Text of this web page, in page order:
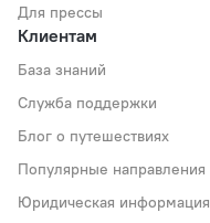
Для прессы
Клиентам
База знаний
Служба поддержки
Блог о путешествиях
Популярные направления
Юридическая информация